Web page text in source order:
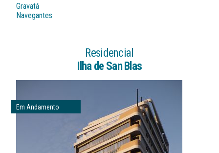
Gravatá
Navegantes
Residencial
Ilha de San Blas
Em Andamento